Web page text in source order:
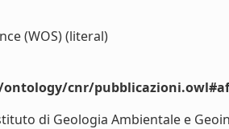
(WOS) (literal)
cnr/
di Geologia Ambientale e